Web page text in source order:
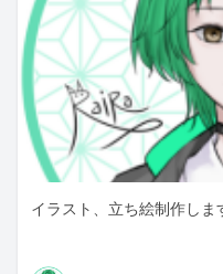
イラスト、立ち絵制作しま